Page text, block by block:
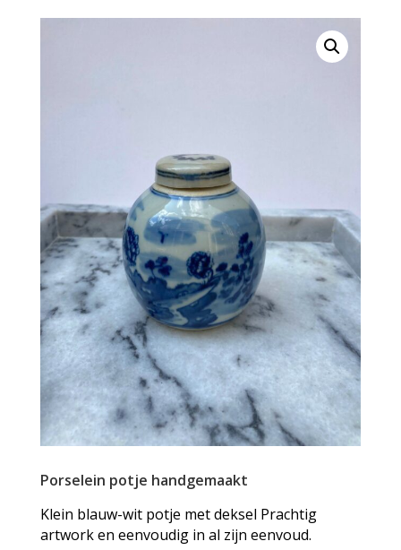
Porselein potje handgemaakt
Klein blauw-wit potje met deksel Prachtig
artwork en eenvoudig in al zijn eenvoud.